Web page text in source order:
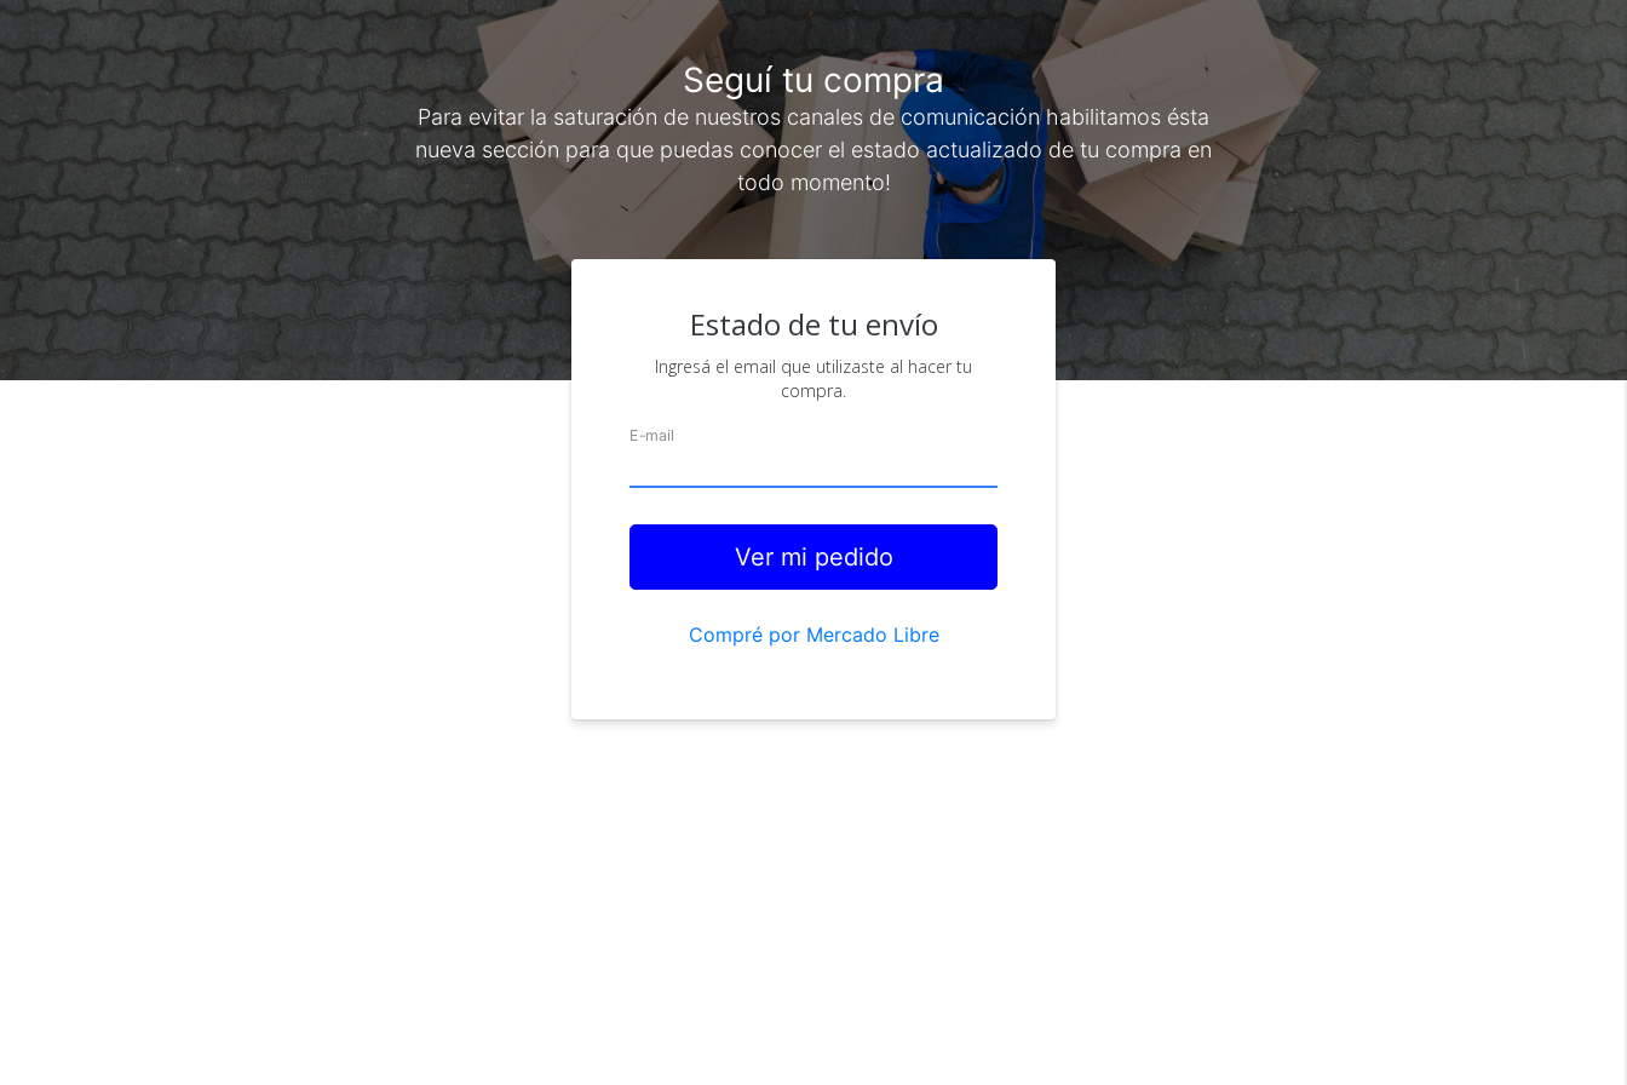
Seguí tu compra
Para evitar la saturación de nuestros canales de comunicación habilitamos ésta
nueva sección para que puedas conocer el estado actualizado de tu compra en
todo momento!
Estado de tu envío
Ingresá el email que utilizaste al hacer tu
compra.
E-mail
Compré por Mercado Libre